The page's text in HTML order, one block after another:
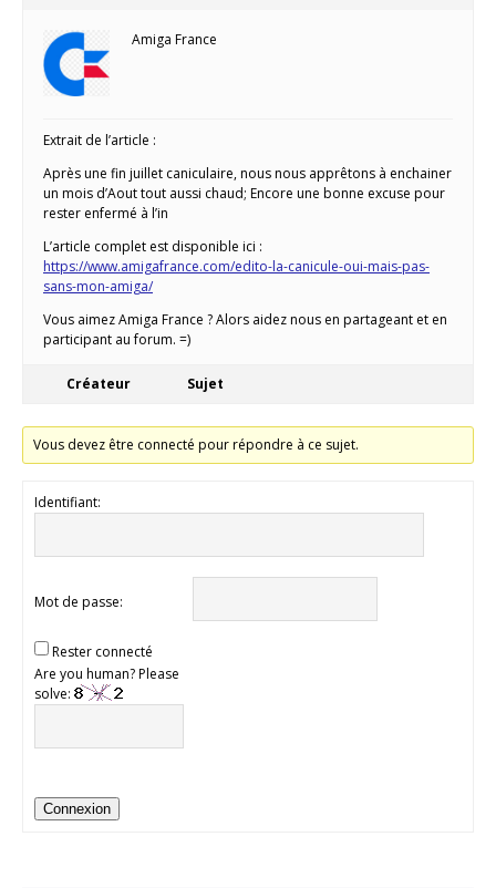
Amiga France
Extrait de l’article :
Après une fin juillet caniculaire, nous nous apprêtons à enchainer
un mois d’Aout tout aussi chaud; Encore une bonne excuse pour
rester enfermé à l’in
L’article complet est disponible ici :
https://www.amigafrance.com/edito-la-canicule-oui-mais-pas-
sans-mon-amiga/
Vous aimez Amiga France ? Alors aidez nous en partageant et en
participant au forum. =)
Créateur Sujet
Vous devez être connecté pour répondre à ce sujet.
Identifiant:
Mot de passe:
Rester connecté
Are you human? Please
solve:
Connexion